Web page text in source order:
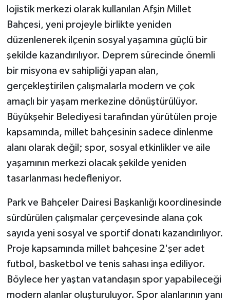
lojistik merkezi olarak kullanılan Afşin Millet
Bahçesi, yeni projeyle birlikte yeniden
düzenlenerek ilçenin sosyal yaşamına güçlü bir
şekilde kazandırılıyor. Deprem sürecinde önemli
bir misyona ev sahipliği yapan alan,
gerçekleştirilen çalışmalarla modern ve çok
amaçlı bir yaşam merkezine dönüştürülüyor.
Büyükşehir Belediyesi tarafından yürütülen proje
kapsamında, millet bahçesinin sadece dinlenme
alanı olarak değil; spor, sosyal etkinlikler ve aile
yaşamının merkezi olacak şekilde yeniden
tasarlanması hedefleniyor.
Park ve Bahçeler Dairesi Başkanlığı koordinesinde
sürdürülen çalışmalar çerçevesinde alana çok
sayıda yeni sosyal ve sportif donatı kazandırılıyor.
Proje kapsamında millet bahçesine 2'şer adet
futbol, basketbol ve tenis sahası inşa ediliyor.
Böylece her yaştan vatandaşın spor yapabileceği
modern alanlar oluşturuluyor. Spor alanlarının yanı